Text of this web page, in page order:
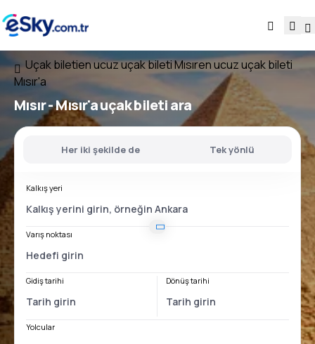
Uçak biletien ucuz uçak bileti Mısıren ucuz uçak bileti
Mısır'a
Mısır - Mısır'auçak bileti ara
Her iki şekilde de Tek yönlü
Kalkış yeri
Varış noktası
Gidiş tarihi Dönüş tarihi
Yolcular